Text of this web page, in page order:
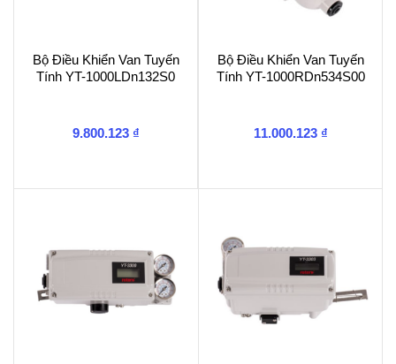
Bộ Điều Khiển Van Tuyến
Tính YT-1000LDn132S0
9.800.123 ₫
Bộ Điều Khiển Van Tuyến
Tính YT-1000RDn534S00
11.000.123 ₫